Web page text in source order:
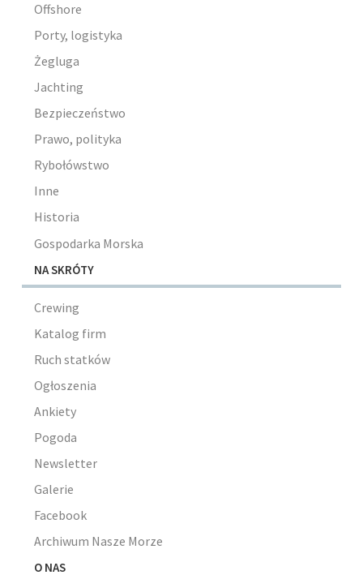
Offshore
Porty, logistyka
Żegluga
Jachting
Bezpieczeństwo
Prawo, polityka
Rybołówstwo
Inne
Historia
Gospodarka Morska
NA SKRÓTY
Crewing
Katalog firm
Ruch statków
Ogłoszenia
Ankiety
Pogoda
Newsletter
Galerie
Facebook
Archiwum Nasze Morze
O NAS